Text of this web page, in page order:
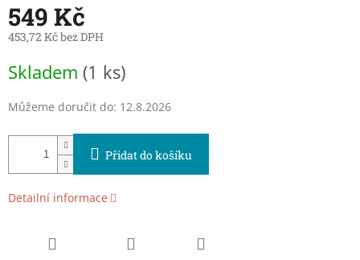
549 Kč
453,72 Kč bez DPH
cena:
Skladem (1 ks)
Můžeme doručit do: 12.8.2026
Přidat do košíku
Detailní informace